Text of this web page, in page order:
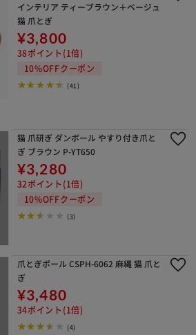
インテリア ティーブラウン＋ベージュ
猫 爪とぎ
¥3,800
38ポイント(1倍)
10%OFFクーポン
(41)
猫 爪研ぎ ダンボール やすり付き爪と
ぎ ブラウン P-YT650
¥3,280
32ポイント(1倍)
10%OFFクーポン
(3)
爪とぎポール CSPH-6062 麻縄 猫 爪と
ぎ
¥3,480
34ポイント(1倍)
(4)